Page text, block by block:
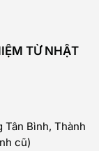
TỪ NHẬT
Tân Bình, Thành
cũ)